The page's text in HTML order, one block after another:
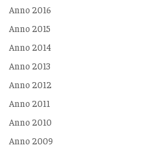
Anno 2016
Anno 2015
Anno 2014
Anno 2013
Anno 2012
Anno 2011
Anno 2010
Anno 2009